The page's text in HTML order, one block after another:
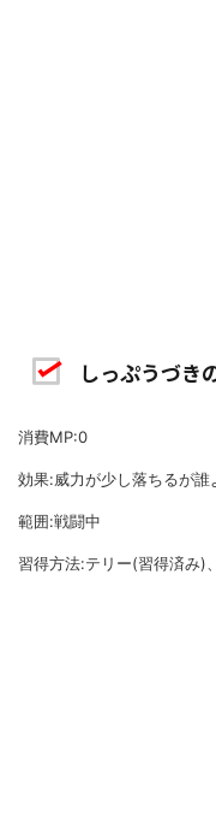
しっぷうづき
消費MP:0
効果:威力が少し落ちるが
範囲:戦闘中
習得方法:テリー(習得済み)